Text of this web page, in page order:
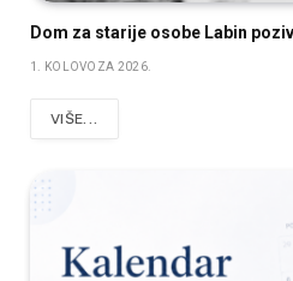
Dom za starije osobe Labin
1. KOLOVOZA 2026.
VIŠE...